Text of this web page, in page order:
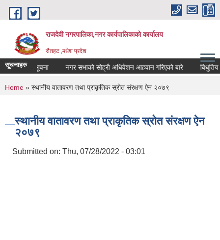
Skip to main content
राजदेवी नगरपालिका,नगर कार्यपालिकाको कार्यालय
रौतहट ,मधेश प्रदेश
सूचनाहरु
सम्बन्धि सूचना नगर सभाको सोह्रौ अधिवेशन आहवान गरिएको बारे बिधुतिय
You are here
Home » स्थानीय वातावरण तथा प्राकृतिक स्रोत संरक्षण ऐन २०७९
स्थानीय वातावरण तथा प्राकृतिक स्रोत संरक्षण ऐन
२०७९
Submitted on: Thu, 07/28/2022 - 03:01